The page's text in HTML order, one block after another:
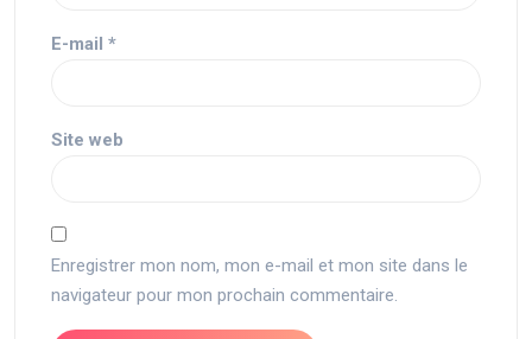
E-mail *
Site web
Enregistrer mon nom, mon e-mail et mon site dans le
navigateur pour mon prochain commentaire.